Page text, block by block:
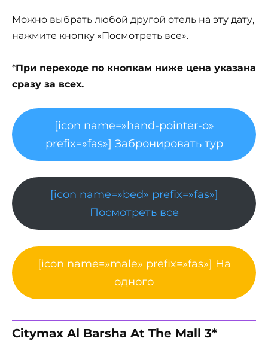
Можно выбрать любой другой отель на эту дату,
нажмите кнопку «Посмотреть все».
*При переходе по кнопкам ниже цена указана
сразу за всех.
[icon name=»hand-pointer-o»
prefix=»fas»] Забронировать тур
[icon name=»bed» prefix=»fas»]
Посмотреть все
[icon name=»male» prefix=»fas»] На
одного
Citymax Al Barsha At The Mall 3*